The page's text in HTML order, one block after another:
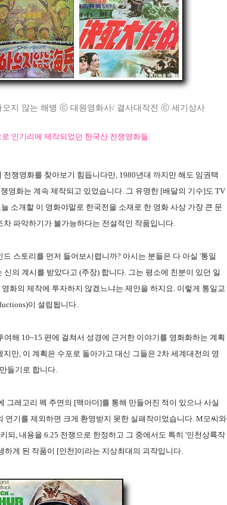
지 않는 해병 ⓒ 대원영화사/ 결사대작전 ⓒ 세기상사
인기리에 제작되었던 한국산 전쟁영화들.
쟁영화를 찾아보기 힘듭니다만, 1980년대 까지만 해도 임권택
영화는 계속 제작되고 있었습니다. 그 유명한 [배달의 기수]도 TV
소개할 이 영화야말로 한국전을 소재로 한 영화 사상 가장 큰 문
파악하기가 불가능하다는 전설적인 작품입니다.
스토리를 먼저 들어보시렵니까? 아시는 분들은 다 아실 '통일
의 계시를 받았다고 (주장) 합니다. 그는 평소에 친분이 있던 일
화의 제작에 투자하지 않겠느냐는 제안을 하지요. 이렇게 통일교
이 설립됩니다.
해 10~15 편에 걸쳐서 성경에 근거한 이야기를 영화화하는 계획
만, 이 계획은 수포로 돌아가고 대신 그들은 2차 세계대전의 영
들기로 합니다.
그레고리 펙 주연의 [맥아더]를 통해 만들어진 적이 있으나 사실
연기를 제외하면 크게 환영받지 못한 실패작이었습니다. M모씨와
되, 내용을 6.25 전쟁으로 한정하고 그 중에서도 특히 '인천상륙작
하게 된 작품이 [인천]이라는 지상최대의 괴작입니다.